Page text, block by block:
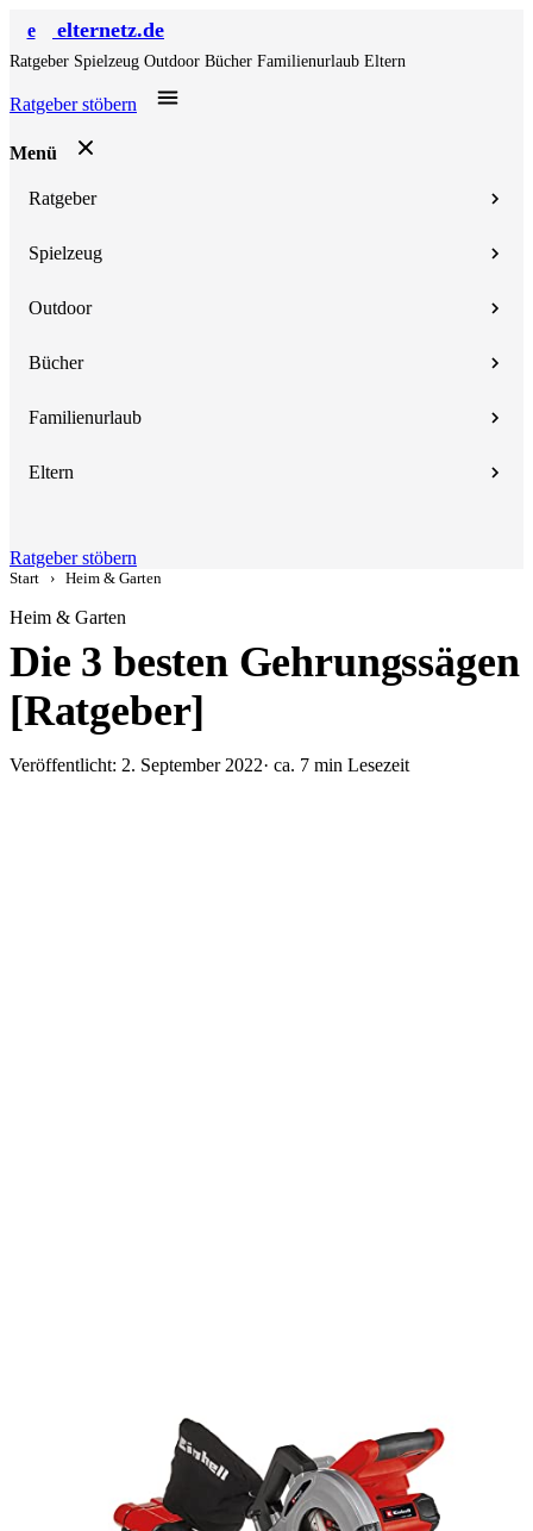
e elternetz.de
Ratgeber Spielzeug Outdoor Bücher Familienurlaub Eltern
Ratgeber stöbern
Menü
Ratgeber
Spielzeug
Outdoor
Bücher
Familienurlaub
Eltern
Ratgeber stöbern
Start › Heim & Garten
Heim & Garten
Die 3 besten Gehrungssägen
[Ratgeber]
Veröffentlicht: 2. September 2022· ca. 7 min Lesezeit